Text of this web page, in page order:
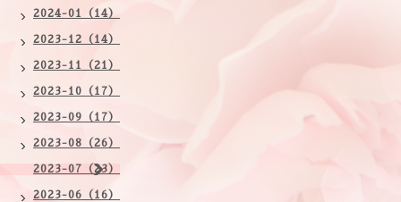
2024-01（14）
2023-12（14）
2023-11（21）
2023-10（17）
2023-09（17）
2023-08（26）
2023-07（23）
2023-06（16）